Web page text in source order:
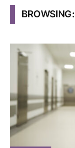
BROWSING: